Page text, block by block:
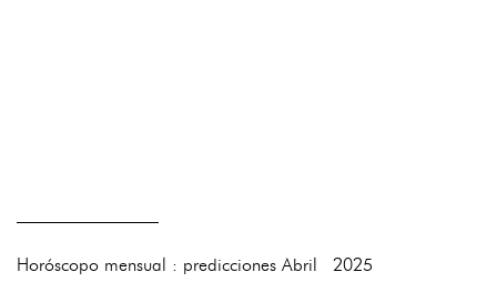
————————
Horóscopo mensual : predicciones Abril 2025